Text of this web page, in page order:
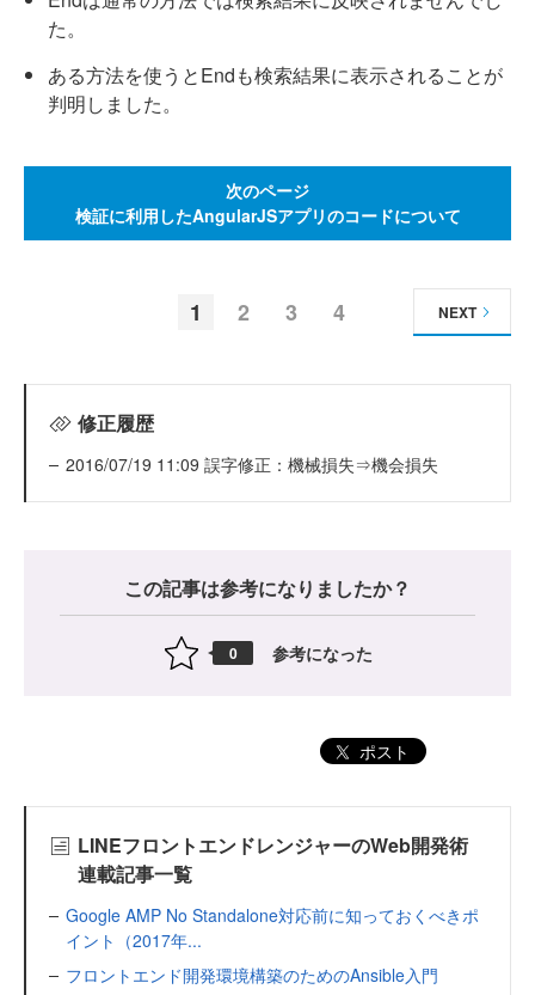
た。
ある方法を使うとEndも検索結果に表示されることが
判明しました。
次のページ
検証に利用したAngularJSアプリのコードについて
1 2 3 4 NEXT
修正履歴
2016/07/19 11:09 誤字修正：機械損失⇒機会損失
この記事は参考になりましたか？
0 参考になった
ポスト
LINEフロントエンドレンジャーのWeb開発術
連載記事一覧
Google AMP No Standalone対応前に知っておくべきポ
イント（2017年...
フロントエンド開発環境構築のためのAnsible入門